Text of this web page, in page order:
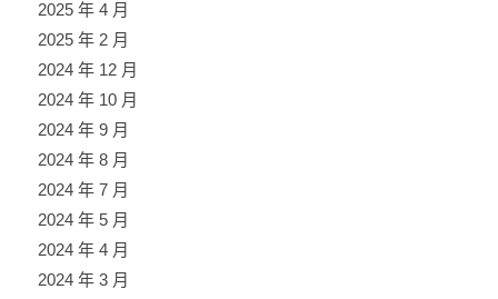
2025 年 4 月
2025 年 2 月
2024 年 12 月
2024 年 10 月
2024 年 9 月
2024 年 8 月
2024 年 7 月
2024 年 5 月
2024 年 4 月
2024 年 3 月